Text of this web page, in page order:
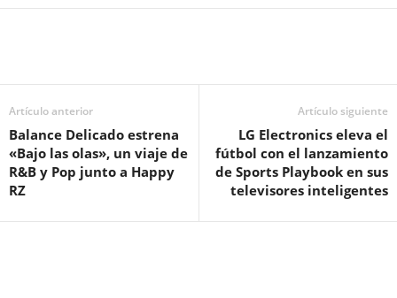
Artículo anterior
Balance Delicado estrena
«Bajo las olas», un viaje de
R&B y Pop junto a Happy
RZ
Artículo siguiente
LG Electronics eleva el
fútbol con el lanzamiento
de Sports Playbook en sus
televisores inteligentes